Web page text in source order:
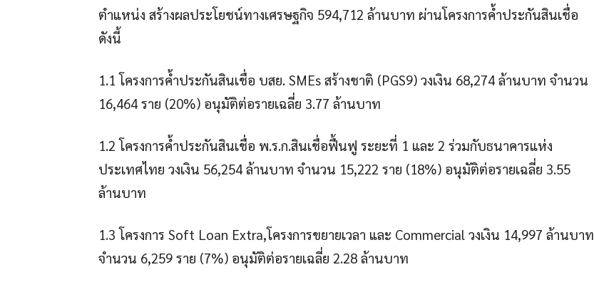
ตำแหน่ง สร้างผลประโยชน์ทางเศรษฐกิจ 594,712 ล้านบาท ผ่านโครงการค้ำประกันสินเชื่อ
ดังนี้
1.1 โครงการค้ำประกันสินเชื่อ บสย. SMEs สร้างชาติ (PGS9) วงเงิน 68,274 ล้านบาท จำนวน
16,464 ราย (20%) อนุมัติต่อรายเฉลี่ย 3.77 ล้านบาท
1.2 โครงการค้ำประกันสินเชื่อ พ.ร.ก.สินเชื่อฟื้นฟู ระยะที่ 1 และ 2 ร่วมกับธนาคารแห่ง
ประเทศไทย วงเงิน 56,254 ล้านบาท จำนวน 15,222 ราย (18%) อนุมัติต่อรายเฉลี่ย 3.55
ล้านบาท
1.3 โครงการ Soft Loan Extra,โครงการขยายเวลา และ Commercial วงเงิน 14,997 ล้านบาท
จำนวน 6,259 ราย (7%) อนุมัติต่อรายเฉลี่ย 2.28 ล้านบาท